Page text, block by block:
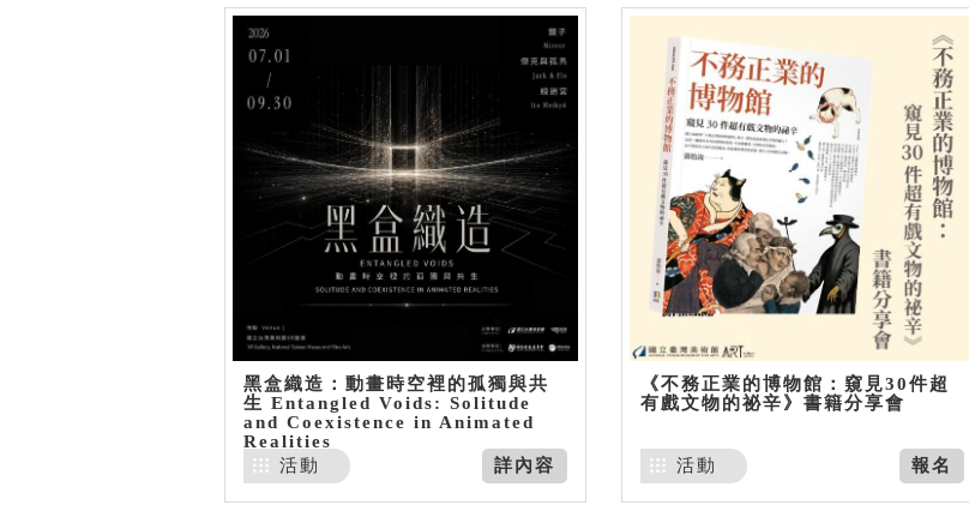
黑盒織造：動畫時空裡的孤獨與共
生 Entangled Voids: Solitude
and Coexistence in Animated
Realities
詳內容
活動
《不務正業的博物館：窺見30件超
有戲文物的祕辛》書籍分享會
報名
活動